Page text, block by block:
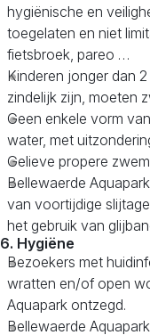
hygiënische en
toegelaten en niet
fietsbroek, pareo …
Kinderen jonger dan
zindelijk zijn, moeten
Geen enkele vorm
water, met
Gelieve propere
Bellewaerde
van voortijdige
het gebruik van
6. Hygiëne
Bezoekers met
wratten en/of open
Aquapark ontzegd.
Bellewaerde